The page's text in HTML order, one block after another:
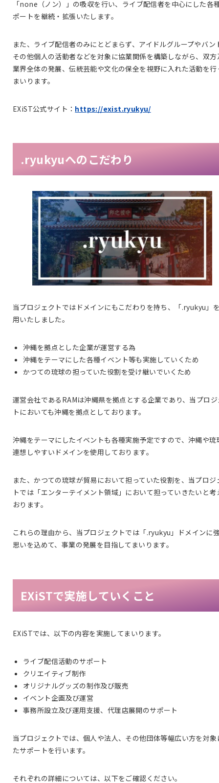
「none（ノン）」の吸収を行い、ライブ配信者を中心にした各
ポートを継続・拡張いたします。
また、ライブ配信者のみにとどまらず、アイドルグループやバン
その他個人の活動者などを対象に協業関係を構築しながら、双方
業界全体の発展、伝統芸能や文化の保全を視野に入れた活動を行
まいります。
EXiST公式サイト： https://exist.ryukyu/
.ryukyuへのこだわり
当プロジェクトではドメインにもこだわりを持ち、「.ryukyu」
用いたしました。
沖縄を拠点とした企業が運営する為
沖縄をテーマにした各種イベント等も実施していくため
かつての琉球の担っていた役割を受け継いでいくため
運営会社であるRAMは沖縄県を拠点とする企業であり、当プロ
トにおいても沖縄を拠点としております。
沖縄をテーマにしたイベントも各種実施予定ですので、沖縄や琉
連想しやすいドメインを使用しております。
また、かつての琉球が貿易において担っていた役割を、当プロジ
トでは「エンターテイメント領域」において担っていきたいと考
おります。
これらの理由から、当プロジェクトでは「.ryukyu」ドメインに
思いを込めて、事業の発展を目指してまいります。
EXiSTで実施していくこと
EXiSTでは、以下の内容を実施してまいります。
ライブ配信活動のサポート
クリエイティブ制作
オリジナルグッズの制作及び販売
イベント企画及び運営
事務所設立及び運用支援、代理店展開のサポート
当プロジェクトでは、個人や法人、その他団体等幅広い方を対象
たサポートを行います。
それぞれの詳細については、以下をご確認ください。